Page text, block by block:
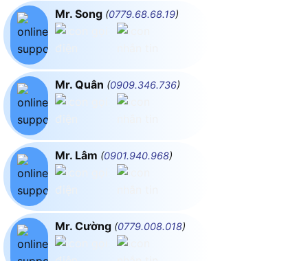
Mr. Song (0779.68.68.19)
Mr. Quân (0909.346.736)
Mr. Lâm (0901.940.968)
Mr. Cường (0779.008.018)